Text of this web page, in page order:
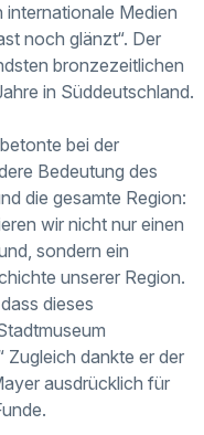
internationale Medien
noch glänzt“. Der
bronzezeitlichen
in Süddeutschland.
bei der
Bedeutung des
die gesamte Region:
wir nicht nur einen
sondern ein
unserer Region.
dieses
Zugleich dankte er der
ausdrücklich für